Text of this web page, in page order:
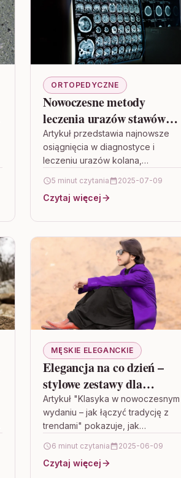
ORTOPEDYCZNE
Nowoczesne metody
leczenia urazów stawów
kolanowych
Artykuł przedstawia najnowsze
osiągnięcia w diagnostyce i
leczeniu urazów kolana,
precyzyjnych metod obrazowania
oraz innowacyjnych terapii
5 minut czytania 2025-07-09
Czytaj więcej
MĘSKIE ELEGANCKIE
Elegancja na co dzień –
stylowe zestawy dla
nowoczesnego mężczyzny
Artykuł "Klasyka w nowoczesnym
wydaniu – jak łączyć tradycję z
trendami" pokazuje, jak
zbudować swój styl, łącząc
ponadczasową elegancję z
6 minut czytania 2025-06-09
Czytaj więcej